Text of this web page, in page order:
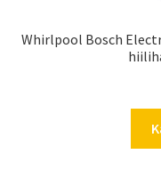
Whirlpool Bosch